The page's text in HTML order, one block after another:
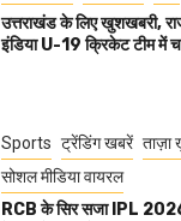
उत्तराखंड के लिए खुशखबरी,
इंडिया U-19 क्रिकेट टीम में
Sports ट्रेंडिंग खबरें ताज़ा
सोशल मीडिया वायरल
RCB के सिर सजा IPL